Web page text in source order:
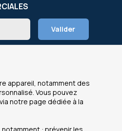
appareil, notamment des
Vous pouvez
notre page dédiée à la
Valider
France